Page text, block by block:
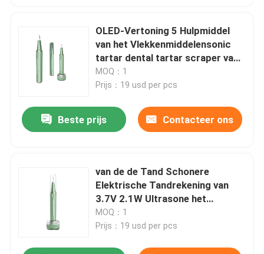
OLED-Vertoning 5 Hulpmiddel
van het Vlekkenmiddelensonic
tartar dental tartar scraper van
het Wijzen het Ultrasone
Tandsteen
MOQ：1
Prijs：19 usd per pcs
Beste prijs Contacteer ons
van de de Tand Schonere
Elektrische Tandrekening van
3.7V 2.1W Ultrasone het
Vlekkenmiddelenoem
MOQ：1
Prijs：19 usd per pcs